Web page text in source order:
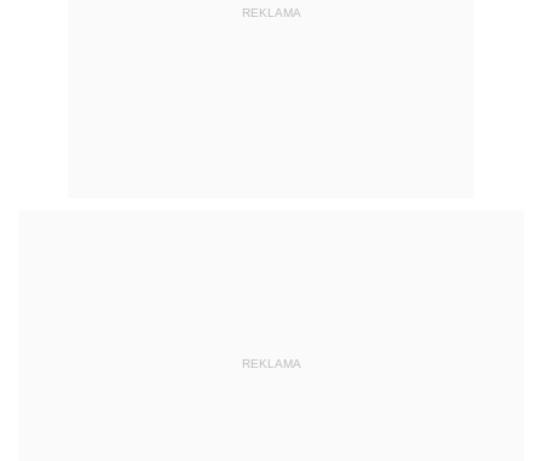
REKLAMA
REKLAMA